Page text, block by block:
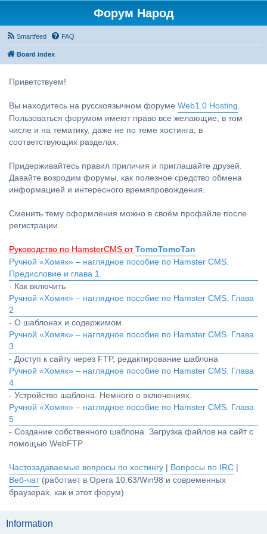
Форум Народ
Smartfeed FAQ
Board index
Приветствуем!
Вы находитесь на русскоязычном форуме Web1.0 Hosting.
Пользоваться форумом имеют право все желающие, в том
числе и на тематику, даже не по теме хостинга, в
соответствующих разделах.
Придерживайтесь правил приличия и приглашайте друзей.
Давайте возродим форумы, как полезное средство обмена
информацией и интересного времяпровождения.
Сменить тему оформления можно в своём профайле после
регистрации.
Руководство по HamsterCMS от TomoTomoTan
Ручной «Хомяк» – наглядное пособие по Hamster CMS.
Предисловие и глава 1.
- Как включить
Ручной «Хомяк» – наглядное пособие по Hamster CMS. Глава
2
- О шаблонах и содержимом
Ручной «Хомяк» – наглядное пособие по Hamster CMS. Глава
3
- Доступ к сайту через FTP, редактирование шаблона
Ручной «Хомяк» – наглядное пособие по Hamster CMS. Глава
4
- Устройство шаблона. Немного о включениях.
Ручной «Хомяк» – наглядное пособие по Hamster CMS. Глава
5
- Создание собственного шаблона. Загрузка файлов на сайт с
помощью WebFTP
Частозадаваемые вопросы по хостингу Вопросы по IRC
Веб-чат(работает в Opera 10.63/Win98 и современных
браузерах, как и этот форум)
Information